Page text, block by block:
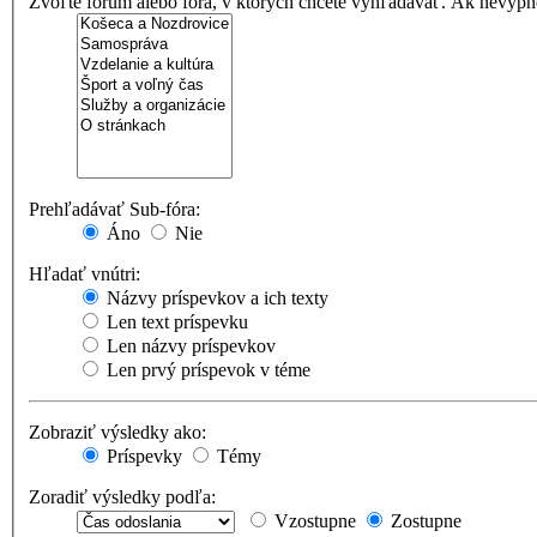
Prehľadávať Sub-fóra:
Áno
Nie
Hľadať vnútri:
Názvy príspevkov a ich texty
Len text príspevku
Len názvy príspevkov
Len prvý príspevok v téme
Zobraziť výsledky ako:
Príspevky
Témy
Zoradiť výsledky podľa:
Vzostupne
Zostupne